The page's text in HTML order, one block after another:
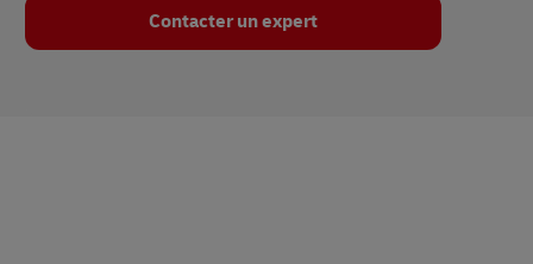
Contacter un expert